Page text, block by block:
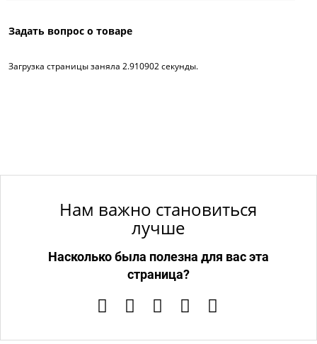
Задать вопрос о товаре
Загрузка страницы заняла 2.910902 секунды.
Нам важно становиться
лучше
Насколько была полезна для вас эта
страница?